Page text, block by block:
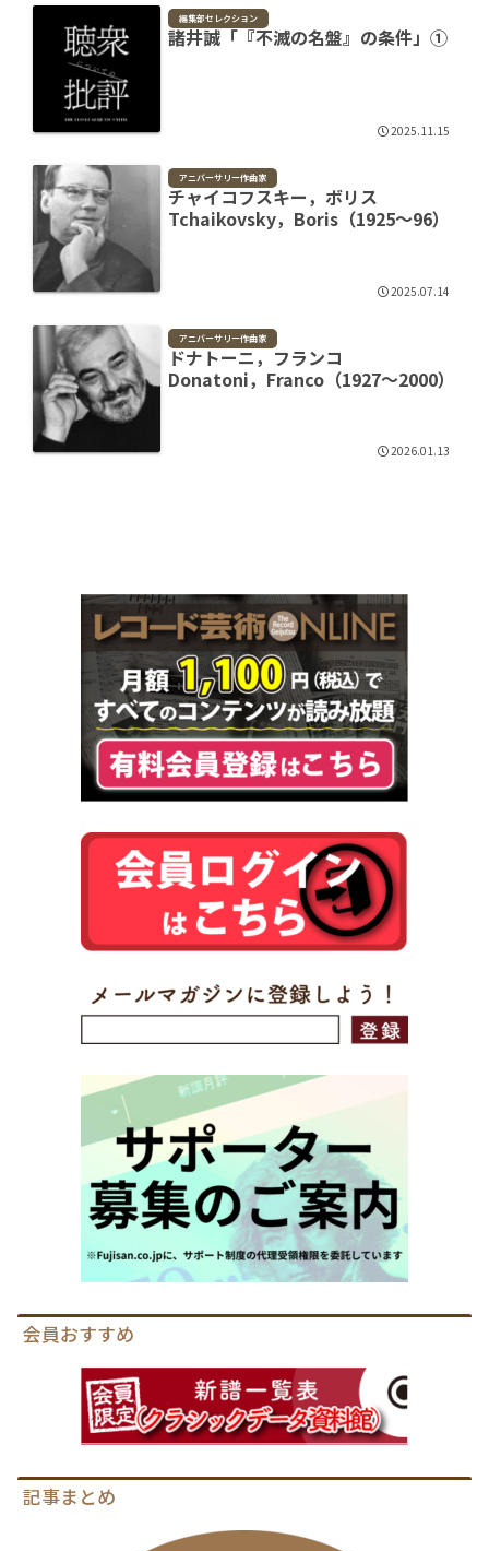
編集部セレクション
諸井誠「『不滅の名盤』の条件」①
2025.11.15
アニバーサリー作曲家
チャイコフスキー，ボリス
Tchaikovsky，Boris（1925～96）
2025.07.14
アニバーサリー作曲家
ドナトーニ，フランコ
Donatoni，Franco（1927～2000）
2026.01.13
会員おすすめ
記事まとめ